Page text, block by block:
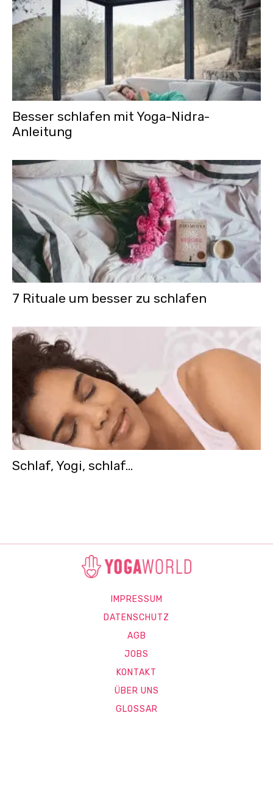
Besser schlafen mit Yoga-Nidra-
Anleitung
7 Rituale um besser zu schlafen
Schlaf, Yogi, schlaf…
IMPRESSUM
DATENSCHUTZ
AGB
JOBS
KONTAKT
ÜBER UNS
GLOSSAR